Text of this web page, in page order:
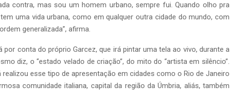
contra, mas sou um homem urbano, sempre fui. Quando olho pra
uma vida urbana, como em qualquer outra cidade do mundo, com
generalizada”, afirma.
conta do próprio Garcez, que irá pintar uma tela ao vivo, durante a
diz, o “estado velado de criação”, do mito do “artista em silêncio”.
realizou esse tipo de apresentação em cidades como o Rio de Janeiro
comunidade italiana, capital da região da Úmbria, aliás, também